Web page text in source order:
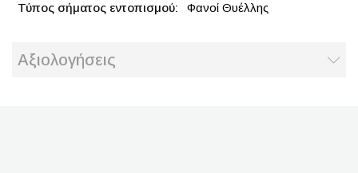
Φανοί Θυέλλης
Αξιολογήσεις